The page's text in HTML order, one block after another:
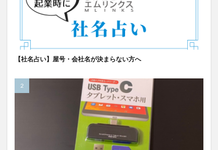
【社名占い】屋号・会社名が決まらない方へ